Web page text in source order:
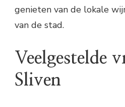
genieten van de lokale
van de stad.
Veelgestelde
Sliven